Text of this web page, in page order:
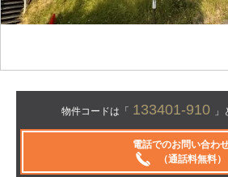
物件コードは「 133401-910
電話でのお問い合わ
（通話料無料）